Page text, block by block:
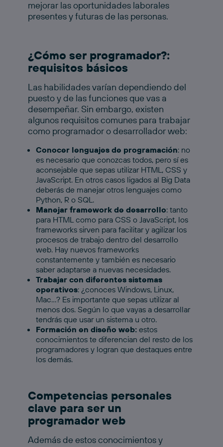
mejorar las oportunidades laborales
presentes y futuras de las personas.
¿Cómo ser programador?:
requisitos básicos
Las habilidades varían dependiendo del
puesto y de las funciones que vas a
desempeñar. Sin embargo, existen
algunos requisitos comunes para trabajar
como programador o desarrollador web:
Conocer lenguajes de programación: no
es necesario que conozcas todos, pero sí es
aconsejable que sepas utilizar HTML, CSS y
JavaScript. En otros casos ligados al Big Data
deberás de manejar otros lenguajes como
Python, R o SQL.
Manejar framework de desarrollo: tanto
para HTML como para CSS o JavaScript, los
frameworks sirven para facilitar y agilizar los
procesos de trabajo dentro del desarrollo
web. Hay nuevos frameworks
constantemente y también es necesario
saber adaptarse a nuevas necesidades.
Trabajar con diferentes sistemas
operativos: ¿conoces Windows, Linux,
Mac…? Es importante que sepas utilizar al
menos dos. Según lo que vayas a desarrollar
tendrás que usar un sistema u otro.
Formación en diseño web: estos
conocimientos te diferencian del resto de los
programadores y logran que destaques entre
los demás.
Competencias personales
clave para ser un
programador web
Además de estos conocimientos y